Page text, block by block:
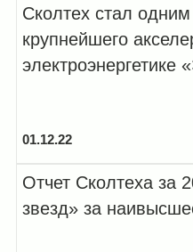
Сколтех стал
крупнейшего
электроэнергетике
01.12.22
Отчет Сколтеха за
звезд» за